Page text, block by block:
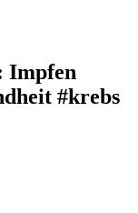
Impfen
#krebs